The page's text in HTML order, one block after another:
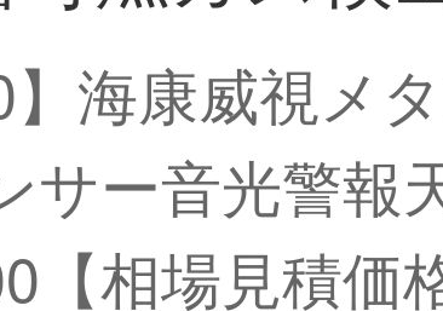
】海康威視メ
サー音光警報
【相場見積価